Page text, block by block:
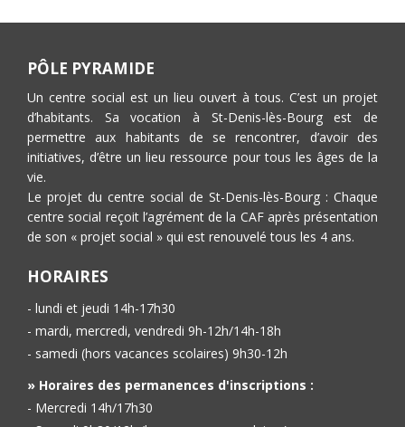
PÔLE PYRAMIDE
Un centre social est un lieu ouvert à tous. C’est un projet
d’habitants. Sa vocation à St-Denis-lès-Bourg est de
permettre aux habitants de se rencontrer, d’avoir des
initiatives, d’être un lieu ressource pour tous les âges de la
vie.
Le projet du centre social de St-Denis-lès-Bourg : Chaque
centre social reçoit l’agrément de la CAF après présentation
de son « projet social » qui est renouvelé tous les 4 ans.
HORAIRES
- lundi et jeudi 14h-17h30
- mardi, mercredi, vendredi 9h-12h/14h-18h
- samedi (hors vacances scolaires) 9h30-12h
» Horaires des permanences d'inscriptions :
- Mercredi 14h/17h30